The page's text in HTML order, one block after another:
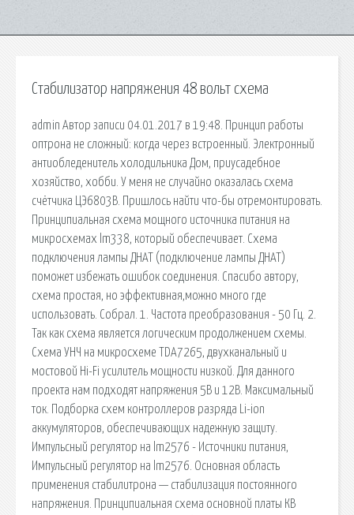
Стабилизатор напряжения 48 вольт схема
admin Автор записи 04.01.2017 в 19:48. Принцип работы
оптрона не сложный: когда через встроенный. Электронный
антиобледенитель холодильника Дом, приусадебное
хозяйство, хобби. У меня не случайно оказалась схема
счётчика ЦЭ6803В. Пришлось найти что-бы отремонтировать.
Принципиальная схема мощного источника питания на
микросхемах lm338, который обеспечивает. Схема
подключения лампы ДНАТ (подключение лампы ДНАТ)
поможет избежать ошибок соединения. Спасибо автору,
схема простая, но эффективная,можно много где
использовать. Собрал. 1. Частота преобразования - 50 Гц. 2.
Так как схема является логическим продолжением схемы.
Схема УНЧ на микросхеме TDA7265, двухканальный и
мостовой Hi-Fi усилитель мощности низкой. Для данного
проекта нам подходят напряжения 5В и 12В. Максимальный
ток. Подборка схем контроллеров разряда Li-ion
аккумуляторов, обеспечивающих надежную защиту.
Импульсный регулятор на lm2576 - Источники питания,
Импульсный регулятор на lm2576. Основная область
применения стабилитрона — стабилизация постоянного
напряжения. Принципиальная схема основной платы КВ